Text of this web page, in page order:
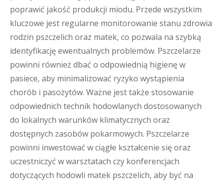
poprawić jakość produkcji miodu. Przede wszystkim
kluczowe jest regularne monitorowanie stanu zdrowia
rodzin pszczelich oraz matek, co pozwala na szybką
identyfikację ewentualnych problemów. Pszczelarze
powinni również dbać o odpowiednią higienę w
pasiece, aby minimalizować ryzyko wystąpienia
chorób i pasożytów. Ważne jest także stosowanie
odpowiednich technik hodowlanych dostosowanych
do lokalnych warunków klimatycznych oraz
dostępnych zasobów pokarmowych. Pszczelarze
powinni inwestować w ciągłe kształcenie się oraz
uczestniczyć w warsztatach czy konferencjach
dotyczących hodowli matek pszczelich, aby być na